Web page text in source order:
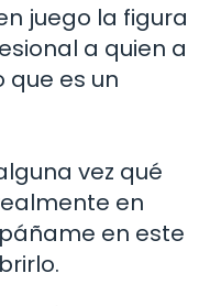
juego la figura
a quien a
es un
vez qué
en
en este